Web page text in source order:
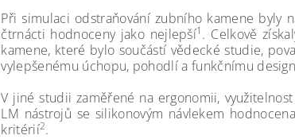
Při simulaci odstraňování zubního kamene byly
čtrnácti hodnoceny jako nejlepší1 . Celkově
kamene, které bylo součástí vědecké studie,
vylepšenému úchopu, pohodlí a funkčnímu
V jiné studii zaměřené na ergonomii,
LM nástrojů se silikonovým návlekem
kritérií2.